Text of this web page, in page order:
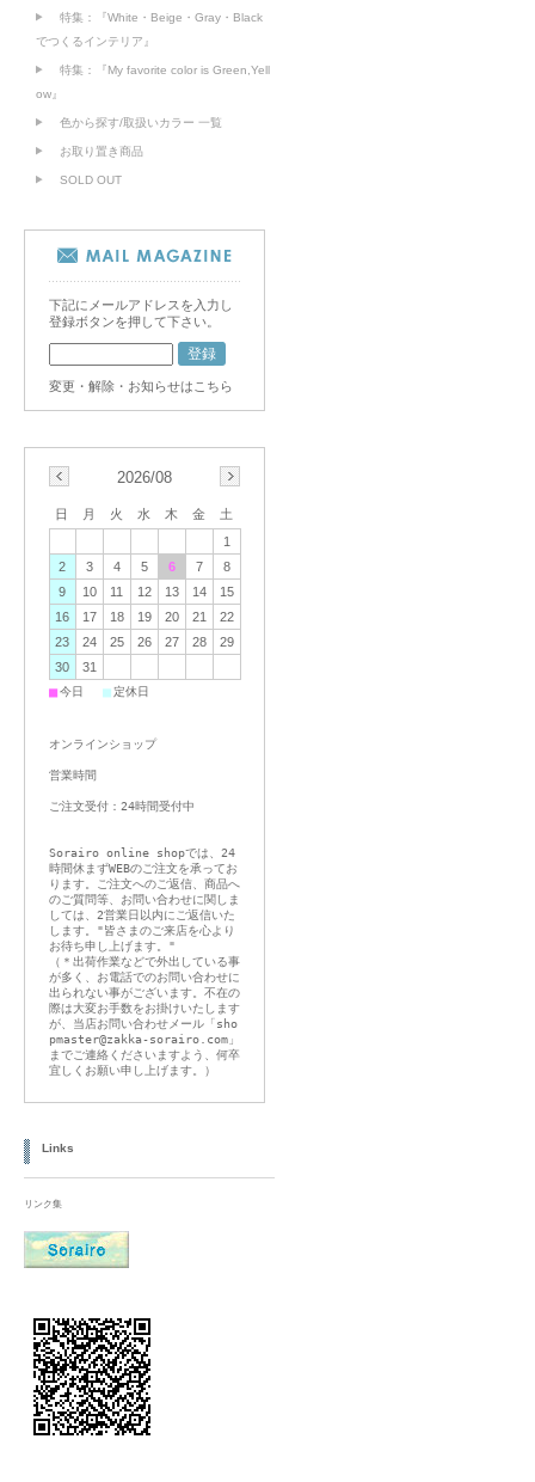
特集：『White・Beige・Gray・Black
でつくるインテリア』
特集：『My favorite color is Green,Yell
ow』
色から探す/取扱いカラー 一覧
お取り置き商品
SOLD OUT
下記にメールアドレスを入力し
登録ボタンを押して下さい。
変更・解除・お知らせはこちら
2026/08
日 月 火 水 木 金
土
1
2
3 4 5 6 7
8
9
10 11 12 13 14
15
16
17 18 19 20 21
22
23
24 25 26 27 28
29
30
31
■今日 ■定休日
オンラインショップ
営業時間
ご注文受付：24時間受付中
Sorairo online shopでは、24
時間休まずWEBのご注文を承ってお
ります。ご注文へのご返信、商品へ
のご質問等、お問い合わせに関しま
しては、2営業日以内にご返信いた
します。"皆さまのご来店を心より
お待ち申し上げます。"
（＊出荷作業などで外出している事
が多く、お電話でのお問い合わせに
出られない事がございます。不在の
際は大変お手数をお掛けいたします
が、当店お問い合わせメール「sho
pmaster@zakka-sorairo.com」
までご連絡くださいますよう、何卒
宜しくお願い申し上げます。）
Links
リンク集